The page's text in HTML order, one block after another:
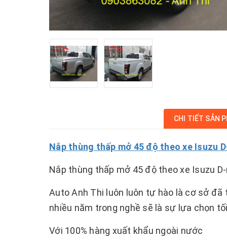
CHI TIẾT SẢN
Nắp thùng thấp mở 45 độ theo xe Isuzu
Nắp thùng thấp mở 45 độ theo xe Isuzu
Auto Anh Thi luôn luôn tự hào là cơ sở
nhiều năm trong nghề sẽ là sự lựa chọn
Với 100% hàng xuất khẩu ngoài nước